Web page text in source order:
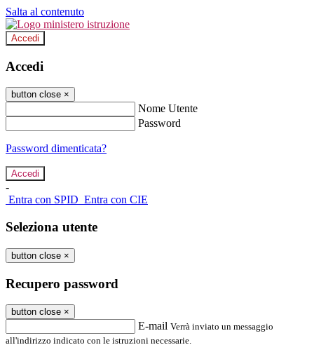
Salta al contenuto
Accedi
Accedi
button close ×
Nome Utente
Password
Password dimenticata?
-
Entra con SPID Entra con CIE
Seleziona utente
button close ×
Recupero password
button close ×
E-mail Verrà inviato un messaggio
all'indirizzo indicato con le istruzioni necessarie.